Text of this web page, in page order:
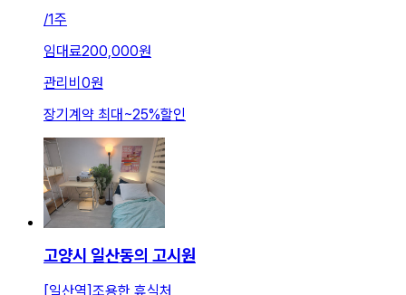
/1주
임대료200,000원
관리비 0원
장기계약 최대~25%할인
고양시 일산동의 고시원
[일산역]조용한 휴식처